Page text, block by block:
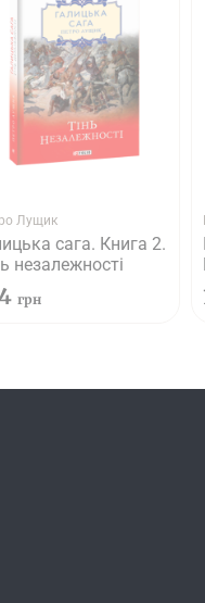
Лущик
сага. Книга 2.
незалежності
грн